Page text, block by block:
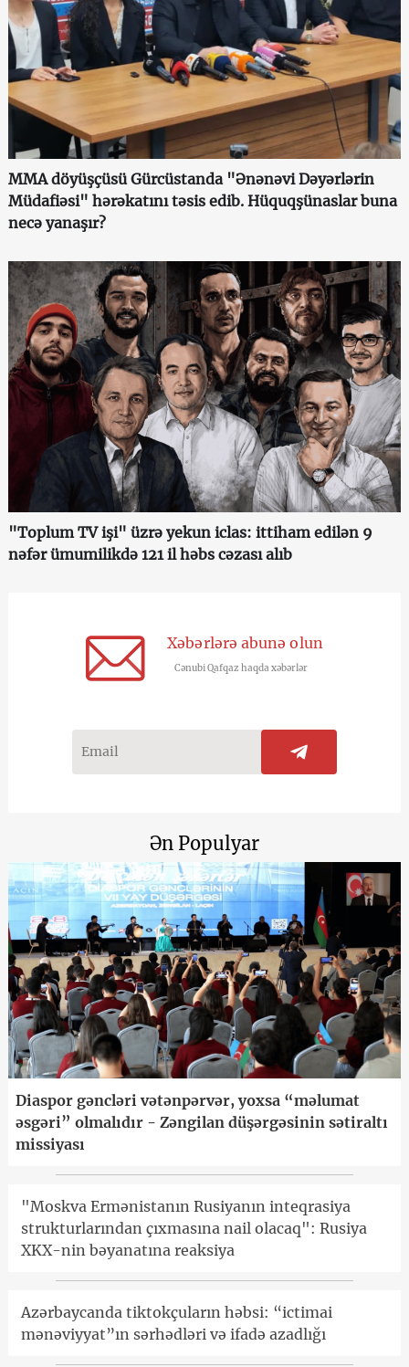
MMA döyüşçüsü Gürcüstanda "Ənənəvi Dəyərlərin
Müdafiəsi" hərəkatını təsis edib. Hüquqşünaslar buna
necə yanaşır?
"Toplum TV işi" üzrə yekun iclas: ittiham edilən 9
nəfər ümumilikdə 121 il həbs cəzası alıb
Xəbərlərə abunə olun
Cənubi Qafqaz haqda xəbərlər
Ən Populyar
Diaspor gəncləri vətənpərvər, yoxsa “məlumat
əsgəri” olmalıdır - Zəngilan düşərgəsinin sətiraltı
missiyası
"Moskva Ermənistanın Rusiyanın inteqrasiya
strukturlarından çıxmasına nail olacaq": Rusiya
XKX-nin bəyanatına reaksiya
Azərbaycanda tiktokçuların həbsi: “ictimai
mənəviyyat”ın sərhədləri və ifadə azadlığı